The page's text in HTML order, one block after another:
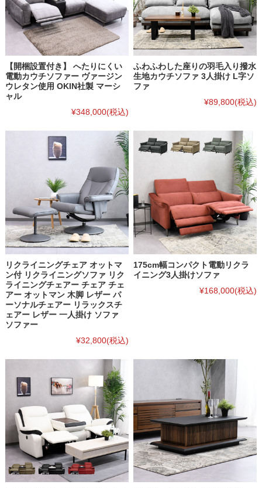
【開梱設置付き】 へたりにくい
電動カウチソファー ヴァージン
ウレタン使用 OKIN社製 マーシ
ャル
¥348,000(税込)
ふわふわした座りの羽毛入り撥水
生地カウチソファ 3人掛け L字ソ
ファ
¥89,800(税込)
リクライニングチェア オットマ
ン付 リクライニングソファ リク
ライニングチェアー チェア チェ
アー オットマン 木脚 レザー パ
ーソナルチェアー リラックスチ
ェアー レザー 一人掛け ソファ
ソファー
¥32,800(税込)
175cm幅コンパクト電動リクラ
イニング3人掛けソファ
¥168,000(税込)